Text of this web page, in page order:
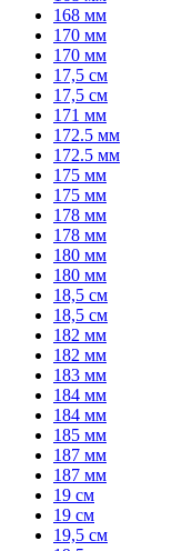
168 мм
170 мм
170 мм
17,5 см
17,5 см
171 мм
172.5 мм
172.5 мм
175 мм
175 мм
178 мм
178 мм
180 мм
180 мм
18,5 см
18,5 см
182 мм
182 мм
183 мм
184 мм
184 мм
185 мм
187 мм
187 мм
19 см
19 см
19,5 см